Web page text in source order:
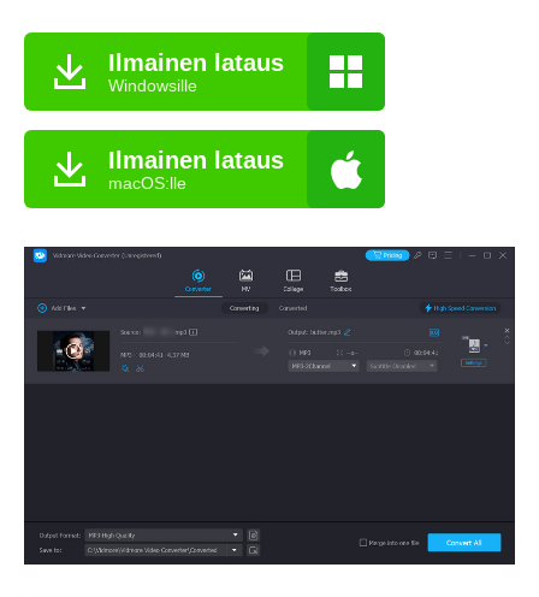
Ilmainen lataus
Windowsille
Ilmainen lataus
macOS:lle